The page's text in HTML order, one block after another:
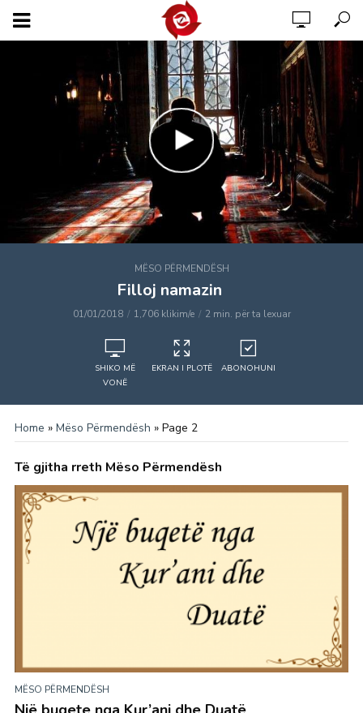
MËSO PËRMENDËSH
Filloj namazin
01/01/2018 1,706 klikim/e 2 min. për ta lexuar
SHIKO MË
VONË
EKRAN I PLOTË ABONOHUNI
Home » Mëso Përmendësh » Page 2
Të gjitha rreth Mëso Përmendësh
MËSO PËRMENDËSH